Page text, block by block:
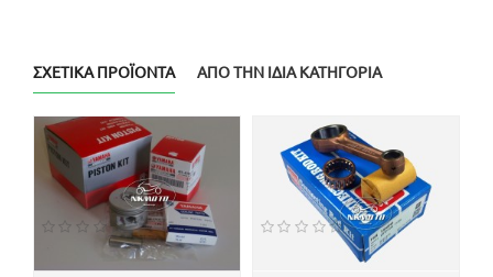
ΣΧΕΤΙΚΆ ΠΡΟΪΌΝΤΑ ΑΠΌ ΤΗΝ ΊΔΙΑ ΚΑΤΗΓΟΡΊΑ